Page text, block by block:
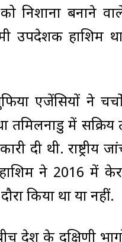
निशाना बनाने
उपदेशक हाशिम
एजेंसियों ने
तमिलनाडु में
दी थी.
हाशिम ने 2016
किया था या नहीं.